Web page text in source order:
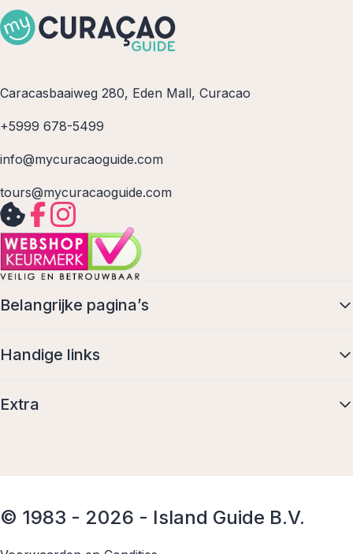
Caracasbaaiweg 280, Eden Mall, Curacao
+5999 678-5499
info@mycuracaoguide.com
tours@mycuracaoguide.com
Belangrijke pagina’s
Handige links
Extra
© 1983 - 2026 - Island Guide B.V.